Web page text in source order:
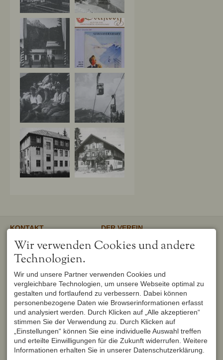
KONTAKT
Verschönerungsverein
Oberstdorf e.V.
1. Vorsitzender
Peter Titzler
87561 Oberstdorf
DEUTSCHLAND
Tel.+49 8322 6759
info@verschoenerungsverein-
oberstdorf.de
DER VEREIN
Unser gemeinnütziger Verein
unterstützt und fördert den
Brauchtum in Oberstdorf.
UNSER OBERSTDORF
Seit Februar 1982 werden die
Hefte der Reihe "Unser
Oberstdorf" zweimal im Jahr
vom Verschönerungsverein
WEITERFÜHRENDE LINKS
Urlaub in Oberstdorf
Markt Oberstdorf
Heimatmuseum Oberstdorf
Oberstdorf Lexikon
Wir verwenden Cookies und andere
Technologien.
Wir und unsere Partner verwenden Cookies und
vergleichbare Technologien, um unsere Webseite optimal zu
gestalten und fortlaufend zu verbessern. Dabei können
personenbezogene Daten wie Browserinformationen erfasst
und analysiert werden. Durch Klicken auf „Alle akzeptieren“
stimmen Sie der Verwendung zu. Durch Klicken auf
„Einstellungen“ können Sie eine individuelle Auswahl treffen
und erteilte Einwilligungen für die Zukunft widerrufen. Weitere
Informationen erhalten Sie in unserer Datenschutzerklärung.